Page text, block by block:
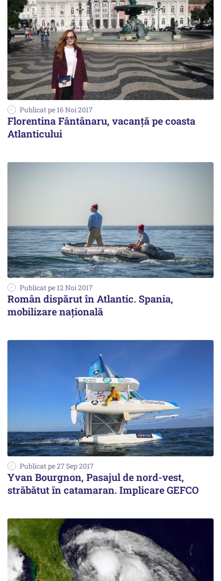
Publicat pe 16 Noi 2017
Florentina Fântânaru, vacanță pe coasta
Atlanticului
Publicat pe 12 Noi 2017
Român dispărut în Atlantic. Spania,
mobilizare națională
Publicat pe 27 Sep 2017
Yvan Bourgnon, Pasajul de nord-vest,
străbătut în catamaran. Implicare GEFCO